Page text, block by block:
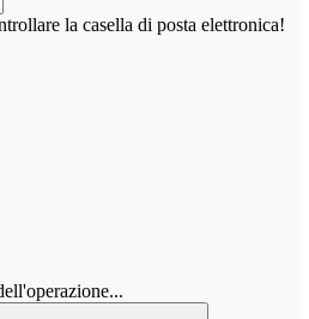
la casella di posta elettronica!